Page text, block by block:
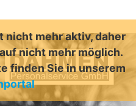
nicht mehr aktiv, daher
nicht mehr möglich.
finden Sie in unserem